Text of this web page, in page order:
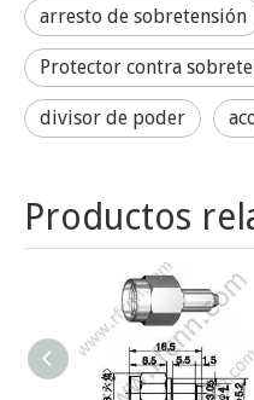
arresto de sobretensión
Protector contra
divisor de poder
Productos